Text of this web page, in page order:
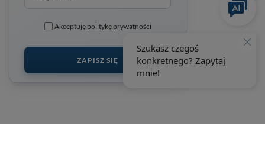
Akceptuję politykę prywatności
ZAPISZ SIĘ